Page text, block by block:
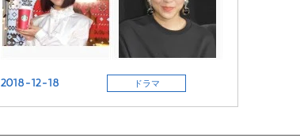
2018-12-18 ドラマ